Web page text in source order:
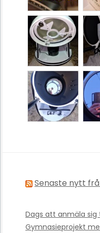
Senaste nytt
Dags att anmäla sig
Gymnasieprojekt